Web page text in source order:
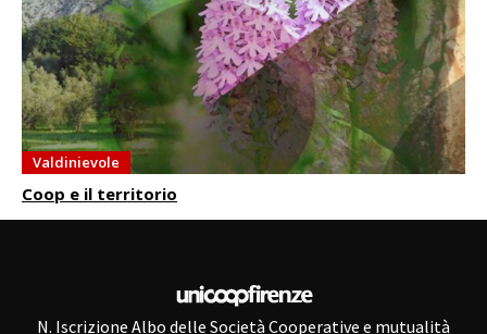
Valdinievole
Coop e il territorio
N. Iscrizione Albo delle Società Cooperative e mutualità